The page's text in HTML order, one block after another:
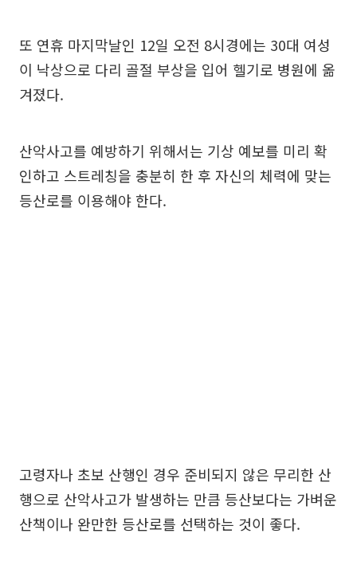
또 연휴 마지막날인 12일 오전 8시경에는 30대 여성
이 낙상으로 다리 골절 부상을 입어 헬기로 병원에 옮
겨졌다.
산악사고를 예방하기 위해서는 기상 예보를 미리 확
인하고 스트레칭을 충분히 한 후 자신의 체력에 맞는
등산로를 이용해야 한다.
고령자나 초보 산행인 경우 준비되지 않은 무리한 산
행으로 산악사고가 발생하는 만큼 등산보다는 가벼운
산책이나 완만한 등산로를 선택하는 것이 좋다.